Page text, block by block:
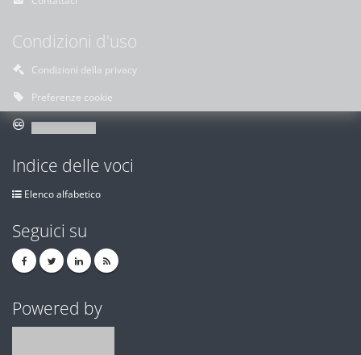
Condizioni d'uso
Condizioni della privacy
Preferenze cookie
Indice delle voci
Elenco alfabetico
Seguici su
Powered by